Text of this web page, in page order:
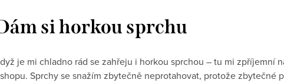
si horkou sprchu
je mi chladno rád se zahřeju i horkou sprchou – tu mi zpříjemní
Sprchy se snažím zbytečně neprotahovat, protože zbytečné